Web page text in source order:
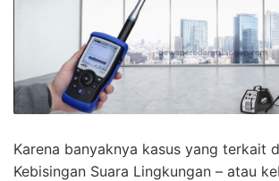
Karena banyaknya kasus yang terkait
Kebisingan Suara Lingkungan – atau